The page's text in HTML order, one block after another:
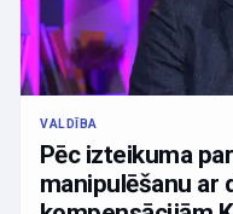
VALDĪBA
Pēc izteikuma
manipulēšanu ar